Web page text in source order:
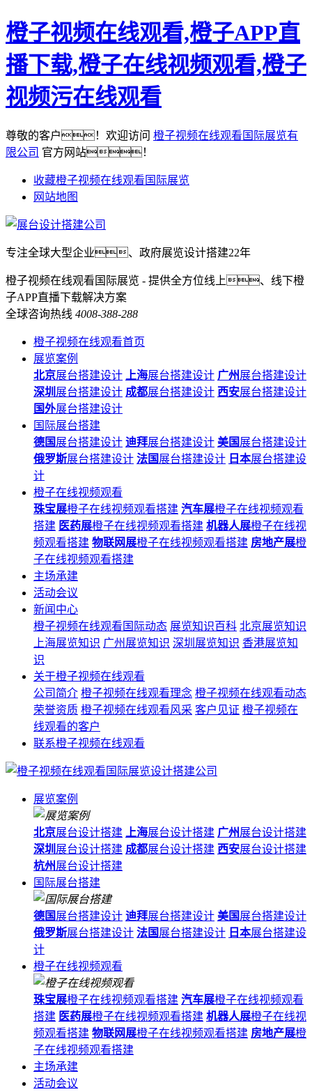
橙子视频在线观看,橙子APP直
播下载,橙子在线视频观看,橙子
视频污在线观看
尊敬的客户！欢迎访问 橙子视频在线观看国际展览有
限公司 官方网站！
收藏橙子视频在线观看国际展览
网站地图
专注全球大型企业、政府展览设计搭建22年
橙子视频在线观看国际展览 - 提供全方位线上、线下橙
子APP直播下载解决方案
全球咨询热线 4008-388-288
橙子视频在线观看首页
展览案例
北京展台搭建设计 上海展台搭建设计 广州展台搭建设计
深圳 展台搭建设计 成都展台搭建设计 西安展台搭建设计
国外展台搭建设计
国际展台搭建
德国 展台搭建设计 迪拜展台搭建设计 美国 展台搭建设计
俄罗斯展台搭建设计 法国 展台搭建设计 日本展台搭建设
计
橙子在线视频观看
珠宝展橙子在线视频观看搭建 汽车展橙子在线视频观看
搭建 医药展橙子在线视频观看搭建 机器人展橙子在线视
频观看搭建 物联网展橙子在线视频观看搭建 房地产展橙
子在线视频观看搭建
主场承建
活动会议
新闻中心
橙子视频在线观看国际动态 展览知识百科 北京展览知识
上海展览知识 广州展览知识 深圳展览知识 香港展览知
识
关于橙子视频在线观看
公司简介 橙子视频在线观看理念 橙子视频在线观看动态
荣誉资质 橙子视频在线观看风采 客户见证 橙子视频在
线观看的客户
联系橙子视频在线观看
展览案例
北京展台设计搭建 上海展台设计搭建 广州展台设计搭建
深圳 展台设计搭建 成都展台设计搭建 西安展台设计搭建
杭州展台设计搭建
国际展台搭建
德国 展台搭建设计 迪拜展台搭建设计 美国 展台搭建设计
俄罗斯展台搭建设计 法国 展台搭建设计 日本展台搭建设
计
橙子在线视频观看
珠宝展橙子在线视频观看搭建 汽车展橙子在线视频观看
搭建 医药展橙子在线视频观看搭建 机器人展橙子在线视
频观看搭建 物联网展橙子在线视频观看搭建 房地产展橙
子在线视频观看搭建
主场承建
活动会议